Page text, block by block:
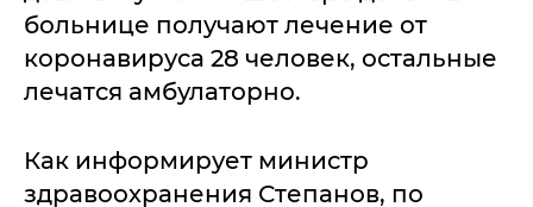
больнице получают лечение от
коронавируса 28 человек, остальные
лечатся амбулаторно.
Как информирует министр
здравоохранения Степанов, по